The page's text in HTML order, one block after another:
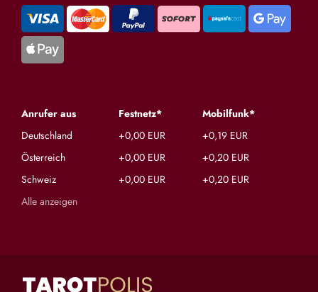
Anrufer aus Festnetz*
Mobilfunk*
Deutschland
+0,00 EUR
+0,19 EUR
Österreich
+0,00 EUR
+0,20 EUR
Schweiz
+0,00 EUR
+0,20 EUR
Alle anzeigen